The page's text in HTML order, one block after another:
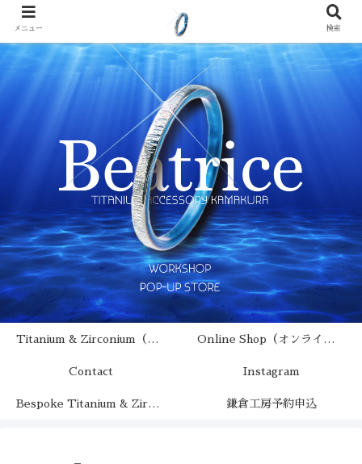
Titanium & Zirconium（チタン･ジルコニウムとは？） Online Shop（オンラインショップ）
Contact Instagram
Bespoke Titanium & Zirconium（チタンとジルコニウムの特注制作） 鎌倉工房予約申込
メニュー 検索